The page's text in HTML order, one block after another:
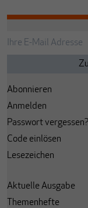
Abonnieren
Anmelden
Passwort vergessen?
Code einlösen
Lesezeichen
Aktuelle Ausgabe
Themenhefte